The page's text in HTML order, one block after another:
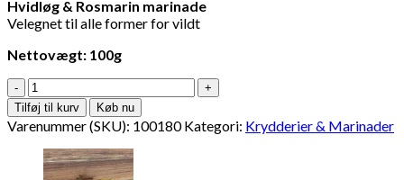
pris
var:
pris
er:
Hvidløg & Rosmarin marinade
Velegnet til alle former for vildt
Nettovægt: 100g
Hvidløg
&
Rosmarin
Marinade
100ml
antal
Tilføj til kurv Køb nu
Varenummer (SKU): 100180 Kategori: Krydderier & Marinader